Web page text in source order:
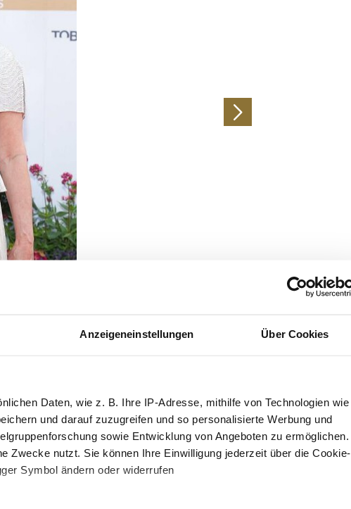
Anzeigeneinstellungen Über Cookies
Daten, wie z. B. Ihre IP-Adresse, mithilfe von Technologien wie
und darauf zuzugreifen und so personalisierte Werbung und
sowie Entwicklung von Angeboten zu ermöglichen.
Zwecke nutzt. Sie können Ihre Einwilligung jederzeit über die Cookie-
Symbol ändern oder widerrufen
Advertisement